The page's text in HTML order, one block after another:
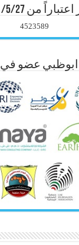
من 5/27/ 2011
4523589
ابوظبي عضو في